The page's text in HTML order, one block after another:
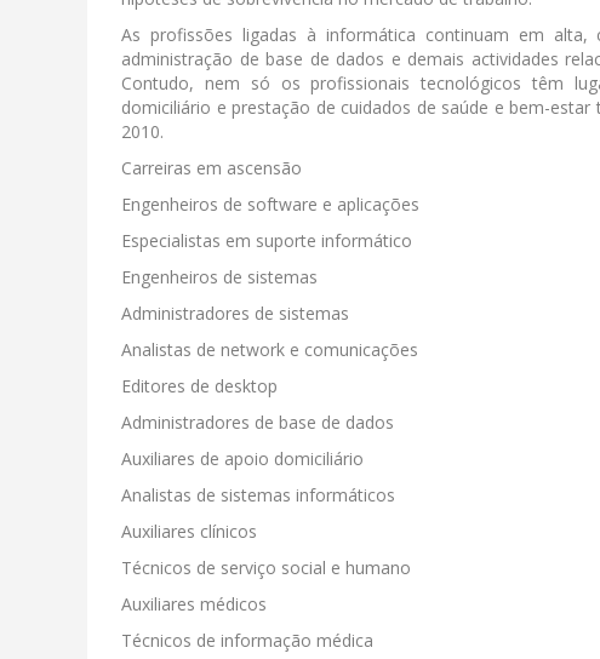
As profissões ligadas à informática continuam em
administração de base de dados e demais actividades
Contudo, nem só os profissionais tecnológicos têm
domiciliário e prestação de cuidados de saúde e bem-
2010.
Carreiras em ascensão
Engenheiros de software e aplicações
Especialistas em suporte informático
Engenheiros de sistemas
Administradores de sistemas
Analistas de network e comunicações
Editores de desktop
Administradores de base de dados
Auxiliares de apoio domiciliário
Analistas de sistemas informáticos
Auxiliares clínicos
Técnicos de serviço social e humano
Auxiliares médicos
Técnicos de informação médica